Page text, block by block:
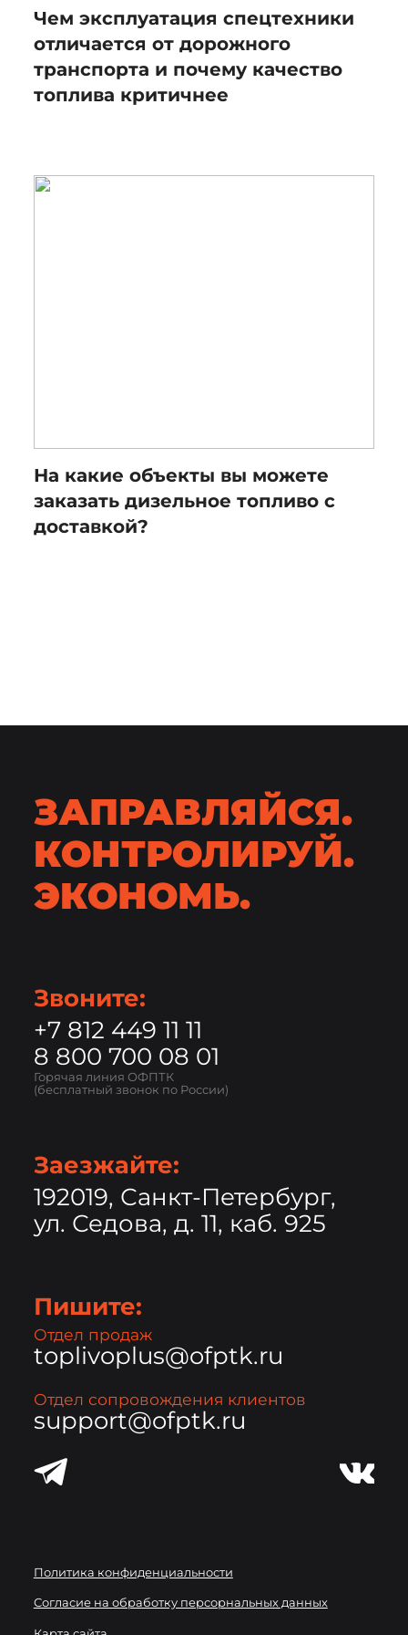
Чем эксплуатация спецтехники
отличается от дорожного
транспорта и почему качество
топлива критичнее
На какие объекты вы можете
заказать дизельное топливо с
доставкой?
ЗАПРАВЛЯЙСЯ.
КОНТРОЛИРУЙ.
ЭКОНОМЬ.
Звоните:
+7 812 449 11 11
8 800 700 08 01
Горячая линия ОФПТК
(бесплатный звонок по России)
Заезжайте:
192019, Санкт-Петербург,
ул. Седова, д. 11, каб. 925
Пишите:
Отдел продаж
toplivoplus@ofptk.ru
Отдел сопровождения клиентов
support@ofptk.ru
Политика конфиденциальности
Согласие на обработку персорнальных данных